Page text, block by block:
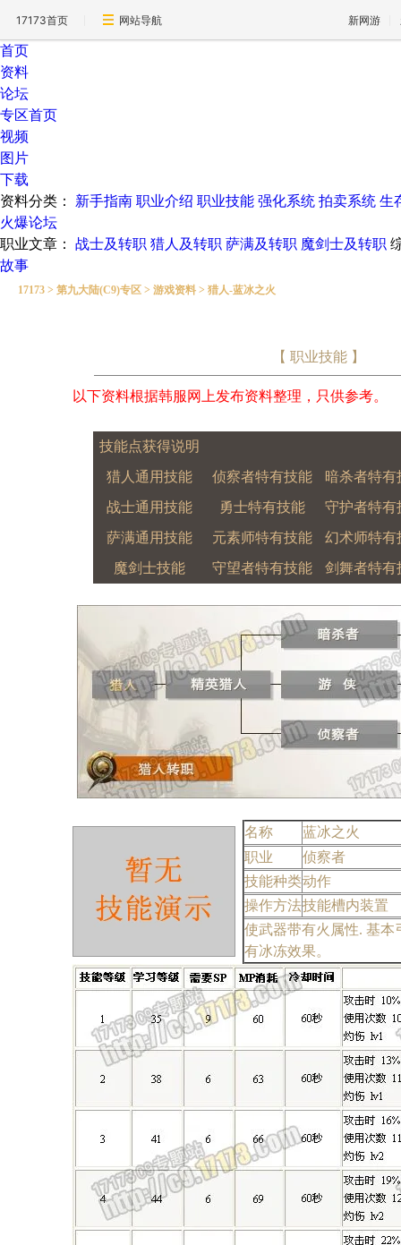
17173首页 网站导航 新网游
首页
资料
论坛
专区首页
视频
图片
下载
资料分类：
新手指南 职业介绍 职业技能 强化系统 拍卖系统 生
火爆论坛
职业文章：
战士及转职 猎人及转职 萨满及转职 魔剑士及转职
故事
17173 > 第九大陆(C9)专区 > 游戏资料 > 猎人-蓝冰之火
【 职业技能 】
以下资料根据韩服网上发布资料整理，只供参考。
技能点获得说明
猎人通用技能
侦察者特有技能
暗杀者特有
战士通用技能
勇士特有技能
守护者特有
萨满通用技能
元素师特有技能
幻术师特有
魔剑士技能
守望者特有技能 剑舞者特有
名称
蓝冰之火
职业
侦察者
技能种类动作
操作方法技能槽内装置
使武器带有火属性. 基本
有冰冻效果。